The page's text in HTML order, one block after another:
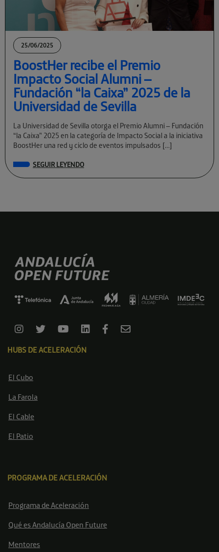
25/06/2025
BoostHer recibe el Premio
Impacto Social Alumni –
Fundación “la Caixa” 2025 de la
Universidad de Sevilla
La Universidad de Sevilla otorga el Premio Alumni – Fundación
“la Caixa” 2025 en la categoría de Impacto Social a la iniciativa
BoostHer una red y ciclo de eventos impulsados […]
SEGUIR LEYENDO
HUBS DE ACELERACIÓN
El Cubo
La Farola
El Cable
El Patio
PROGRAMA DE ACELERACIÓN
Programa de Aceleración
Qué es Andalucía Open Future
Mentores